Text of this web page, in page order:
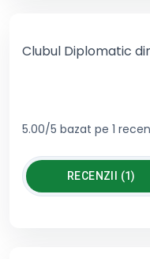
Clubul Diplomatic
5.00/5 bazat pe 1
RECENZII (1)